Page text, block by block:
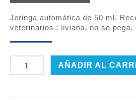
Jeringa automática de 50 ml.
veterinarios : liviana, no se pega,
JERINGA
TUBO
AÑADIR AL